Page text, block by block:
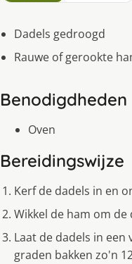
Dadels gedroogd
Rauwe of gerookte
Benodigdheden
Oven
Bereidingswijze
Kerf de dadels in en
Wikkel de ham om
Laat de dadels in
graden bakken zo'n